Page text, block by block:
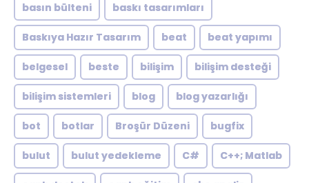
basın bülteni baskı tasarımları
Baskıya Hazır Tasarım beat beat yapımı
belgesel beste bilişim bilişim desteği
bilişim sistemleri blog blog yazarlığı
bot botlar Broşür Düzeni bugfix
bulut bulut yedekleme C# C++; Matlab